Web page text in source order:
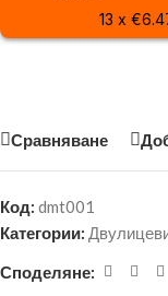
13 x
Сравняване
Код: dmt001
Категории:
Споделяне: